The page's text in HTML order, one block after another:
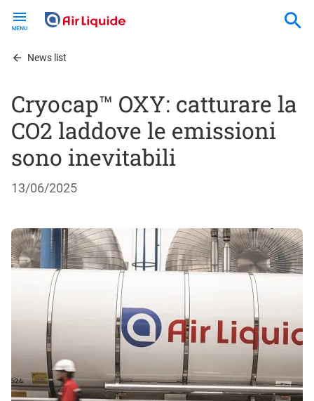
contentNews list
Cryocap™ OXY: catturare la
CO2 laddove le emissioni
sono inevitabili
13/06/2025